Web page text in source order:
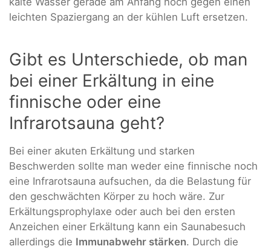
leichten Spaziergang an der kühlen Luft ersetzen.
Gibt es Unterschiede, ob man
bei einer Erkältung in eine
finnische oder eine
Infrarotsauna geht?
Bei einer akuten Erkältung und starken
Beschwerden sollte man weder eine finnische noch
eine Infrarotsauna aufsuchen, da die Belastung für
den geschwächten Körper zu hoch wäre. Zur
Erkältungsprophylaxe oder auch bei den ersten
Anzeichen einer Erkältung kann ein Saunabesuch
allerdings die Immunabwehr stärken. Durch die